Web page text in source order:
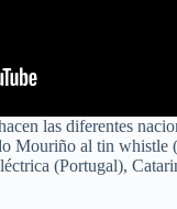
las diferentes
Mouriño al tin
(Portugal),